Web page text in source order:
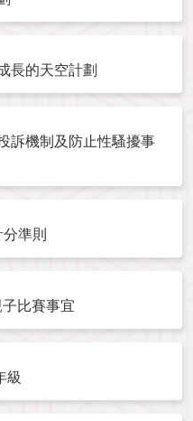
長的天空計劃
訴機制及防止性騷擾事
準則
比賽事宜
級